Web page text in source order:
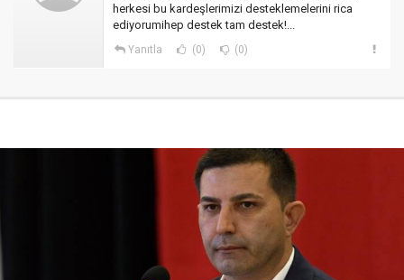
herkesi bu kardeşlerimizi desteklemelerini rica
ediyorumihep destek tam destek!...
Yanıtla (0) (0)